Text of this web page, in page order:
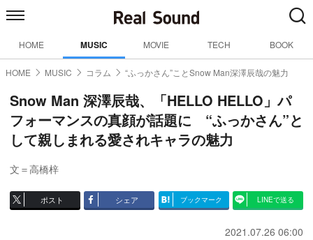
HOME MUSIC MOVIE TECH BOOK
HOME MUSIC コラム “ふっかさん”ことSnow Man深澤辰哉の魅力
Snow Man 深澤辰哉、「HELLO HELLO」パ
フォーマンスの真顔が話題に “ふっかさん”と
して親しまれる愛されキャラの魅力
文＝高橋梓
ポスト シェア ブックマーク LINEで送る
2021.07.26 06:00